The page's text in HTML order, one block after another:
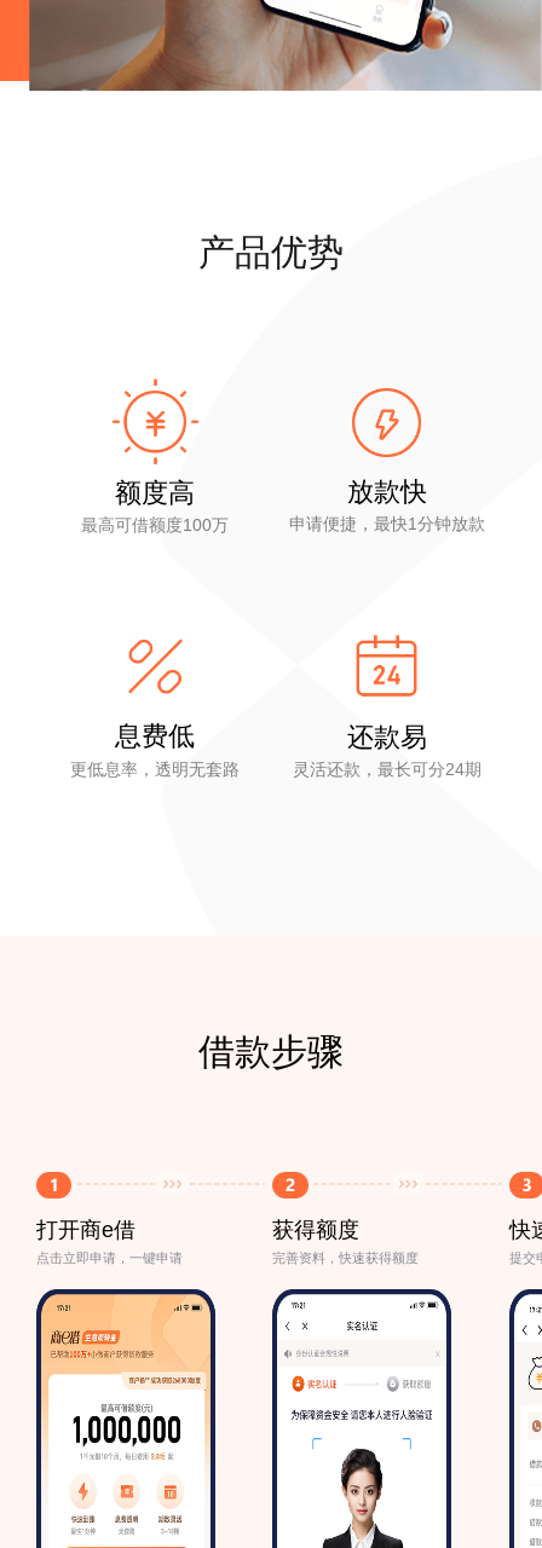
产品优势
额度高
最高可借额度100万
放款快
申请便捷，最快1分钟放款
息费低
更低息率，透明无套路
还款易
灵活还款，最长可分24期
借款步骤
打开商e借
点击立即申请，一键申请
获得额度
完善资料，快速获得额度
快
提交